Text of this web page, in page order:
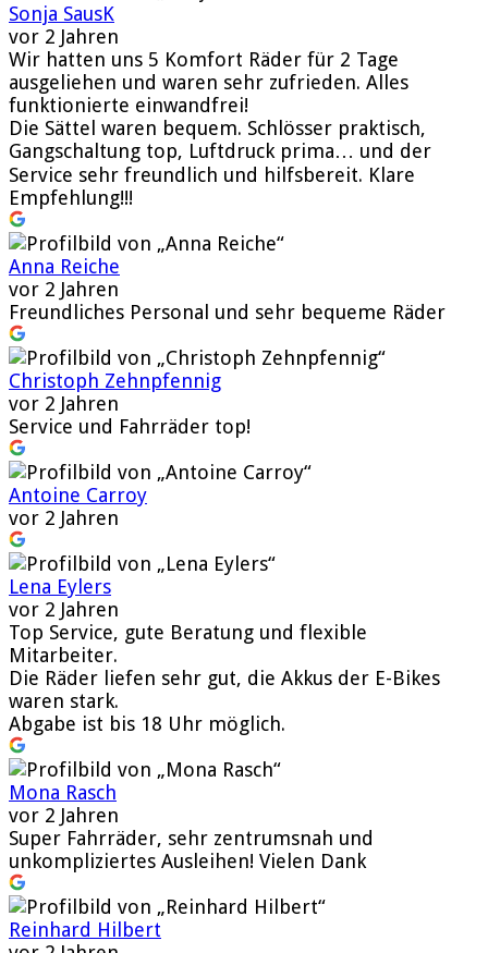
Sonja SausK
vor 2 Jahren
Wir hatten uns 5 Komfort Räder für 2 Tage
ausgeliehen und waren sehr zufrieden. Alles
funktionierte einwandfrei!
Die Sättel waren bequem. Schlösser praktisch,
Gangschaltung top, Luftdruck prima… und der
Service sehr freundlich und hilfsbereit. Klare
Empfehlung!!!
Anna Reiche
vor 2 Jahren
Freundliches Personal und sehr bequeme Räder
Christoph Zehnpfennig
vor 2 Jahren
Service und Fahrräder top!
Antoine Carroy
vor 2 Jahren
Lena Eylers
vor 2 Jahren
Top Service, gute Beratung und flexible
Mitarbeiter.
Die Räder liefen sehr gut, die Akkus der E-Bikes
waren stark.
Abgabe ist bis 18 Uhr möglich.
Mona Rasch
vor 2 Jahren
Super Fahrräder, sehr zentrumsnah und
unkompliziertes Ausleihen! Vielen Dank
Reinhard Hilbert